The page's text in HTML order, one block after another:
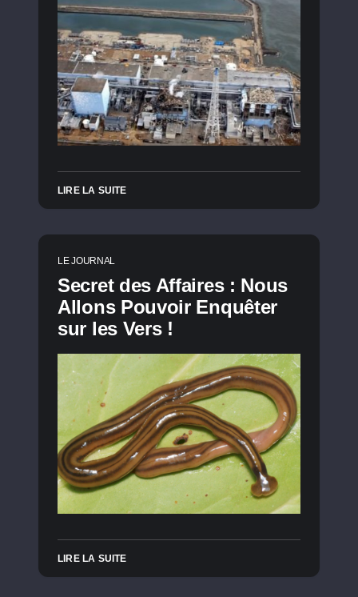
LIRE LA SUITE
LE JOURNAL
Secret des Affaires : Nous
Allons Pouvoir Enquêter
sur les Vers !
LIRE LA SUITE